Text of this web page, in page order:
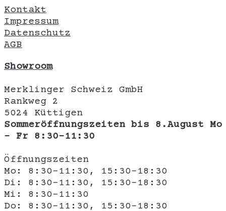
Kontakt
Impressum
Datenschutz
AGB
Showroom
Merklinger Schweiz GmbH
Rankweg 2
5024 Küttigen
Sommeröffnungszeiten bis 8.August Mo
- Fr 8:30-11:30
Öffnungszeiten
Mo: 8:30-11:30, 15:30-18:30
Di: 8:30-11:30, 15:30-18:30
Mi: 8:30-11:30
Do: 8:30-11:30, 15:30-18:30